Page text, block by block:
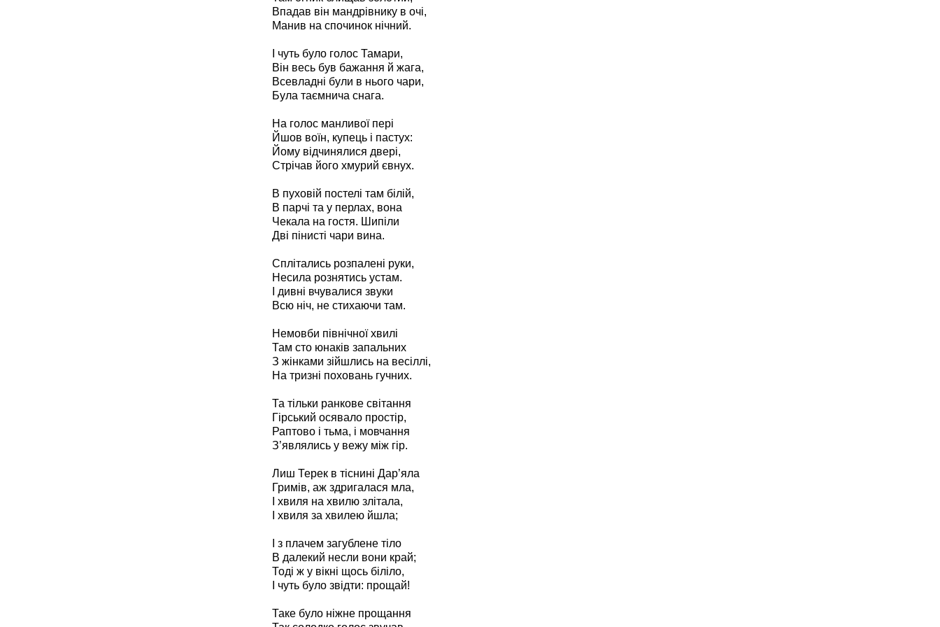
Впадав він мандрівнику в очі,
Манив на спочинок нічний.
І чуть було голос Тамари,
Він весь був бажання й жага,
Всевладні були в нього чари,
Була таємнича снага.
На голос манливої пері
Йшов воїн, купець і пастух:
Йому відчинялися двері,
Стрічав його хмурий євнух.
В пуховій постелі там білій,
В парчі та у перлах, вона
Чекала на гостя. Шипіли
Дві пінисті чари вина.
Сплітались розпалені руки,
Несила рознятись устам.
І дивні вчувалися звуки
Всю ніч, не стихаючи там.
Немовби північної хвилі
Там сто юнаків запальних
З жінками зійшлись на весіллі,
На тризні поховань гучних.
Та тільки ранкове світання
Гірський осявало простір,
Раптово і тьма, і мовчання
З’являлись у вежу між гір.
Лиш Терек в тіснині Дар’яла
Гримів, аж здригалася мла,
І хвиля на хвилю злітала,
І хвиля за хвилею йшла;
І з плачем загублене тіло
В далекий несли вони край;
Тоді ж у вікні щось біліло,
І чуть було звідти: прощай!
Таке було ніжне прощання